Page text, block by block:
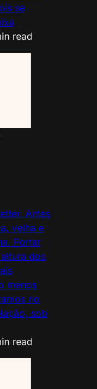
se
read
Antes
velha e
Portar
dos
menos
no
sob
read